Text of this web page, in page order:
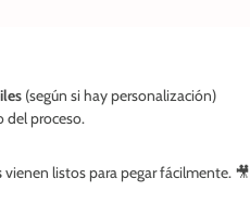
(según si hay personalización)
del proceso.
vienen listos para pegar fácilmente. 🎥